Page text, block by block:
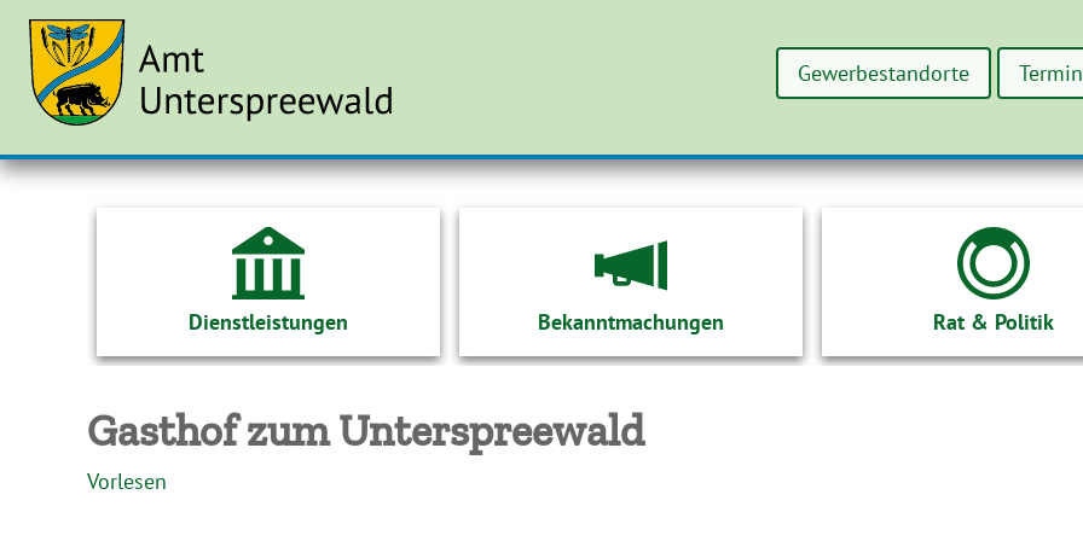
Gewerbestandorte
Dienstleistungen Bekanntmachungen Rat & Politik
Gasthof zum Unterspreewald
Vorlesen